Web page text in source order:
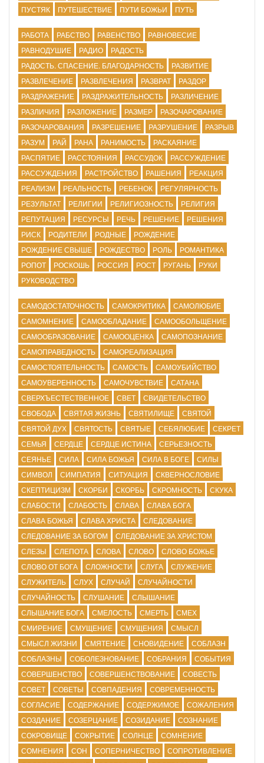
ПУСТЯК ПУТЕШЕСТВИЕ ПУТИ БОЖЬИ ПУТЬ
РАБОТА РАБСТВО РАВЕНСТВО
РАВНОВЕСИЕ
РАВНОДУШИЕ
РАДИО
РАДОСТЬ
РАДОСТЬ. СПАСЕНИЕ. БЛАГОДАРНОСТЬ
РАЗВИТИЕ
РАЗВЛЕЧЕНИЕ
РАЗВЛЕЧЕНИЯ РАЗВРАТ
РАЗДОР
РАЗДРАЖЕНИЕ
РАЗДРАЖИТЕЛЬНОСТЬ
РАЗЛИЧЕНИЕ
РАЗЛИЧИЯ
РАЗЛОЖЕНИЕ РАЗМЕР
РАЗОЧАРОВАНИЕ
РАЗОЧАРОВАНИЯ
РАЗРЕШЕНИЕ РАЗРУШЕНИЕ
РАЗРЫВ
РАЗУМ
РАЙ РАНА РАНИМОСТЬ
РАСКАЯНИЕ
РАСПЯТИЕ
РАССТОЯНИЯ РАССУДОК
РАССУЖДЕНИЕ
РАССУЖДЕНИЯ
РАСТРОЙСТВО РАШЕНИЯ
РЕАКЦИЯ
РЕАЛИЗМ
РЕАЛЬНОСТЬ РЕБЕНОК
РЕГУЛЯРНОСТЬ
РЕЗУЛЬТАТ
РЕЛИГИИ РЕЛИГИОЗНОСТЬ
РЕЛИГИЯ
РЕПУТАЦИЯ
РЕСУРСЫ РЕЧЬ РЕШЕНИЕ
РЕШЕНИЯ
РИСК
РОДИТЕЛИ РОДНЫЕ
РОЖДЕНИЕ
РОЖДЕНИЕ СВЫШЕ
РОЖДЕСТВО РОЛЬ
РОМАНТИКА
РОПОТ
РОСКОШЬ РОССИЯ РОСТ РУГАНЬ
РУКИ
РУКОВОДСТВО
САМОДОСТАТОЧНОСТЬ САМОКРИТИКА
САМОЛЮБИЕ
САМОМНЕНИЕ
САМООБЛАДАНИЕ
САМООБОЛЬЩЕНИЕ
САМООБРАЗОВАНИЕ
САМООЦЕНКА
САМОПОЗНАНИЕ
САМОПРАВЕДНОСТЬ
САМОРЕАЛИЗАЦИЯ
САМОСТОЯТЕЛЬНОСТЬ
САМОСТЬ
САМОУБИЙСТВО
САМОУВЕРЕННОСТЬ
САМОЧУВСТВИЕ
САТАНА
СВЕРХЪЕСТЕСТВЕННОЕ
СВЕТ
СВИДЕТЕЛЬСТВО
СВОБОДА
СВЯТАЯ ЖИЗНЬ СВЯТИЛИЩЕ
СВЯТОЙ
СВЯТОЙ ДУХ
СВЯТОСТЬ СВЯТЫЕ СЕБЯЛЮБИЕ
СЕКРЕТ
СЕМЬЯ
СЕРДЦЕ СЕРДЦЕ ИСТИНА
СЕРЬЕЗНОСТЬ
СЕЯНЬЕ
СИЛА СИЛА БОЖЬЯ СИЛА В БОГЕ
СИЛЫ
СИМВОЛ
СИМПАТИЯ СИТУАЦИЯ
СКВЕРНОСЛОВИЕ
СКЕПТИЦИЗМ
СКОРБИ СКОРБЬ СКРОМНОСТЬ
СКУКА
СЛАБОСТИ
СЛАБОСТЬ СЛАВА
СЛАВА БОГА
СЛАВА БОЖЬЯ
СЛАВА ХРИСТА
СЛЕДОВАНИЕ
СЛЕДОВАНИЕ ЗА БОГОМ
СЛЕДОВАНИЕ ЗА ХРИСТОМ
СЛЕЗЫ
СЛЕПОТА СЛОВА СЛОВО
СЛОВО БОЖЬЕ
СЛОВО ОТ БОГА
СЛОЖНОСТИ СЛУГА
СЛУЖЕНИЕ
СЛУЖИТЕЛЬ
СЛУХ СЛУЧАЙ
СЛУЧАЙНОСТИ
СЛУЧАЙНОСТЬ
СЛУШАНИЕ
СЛЫШАНИЕ
СЛЫШАНИЕ БОГА
СМЕЛОСТЬ СМЕРТЬ
СМЕХ
СМИРЕНИЕ
СМУЩЕНИЕ СМУЩЕНИЯ
СМЫСЛ
СМЫСЛ ЖИЗНИ
СМЯТЕНИЕ СНОВИДЕНИЕ
СОБЛАЗН
СОБЛАЗНЫ
СОБОЛЕЗНОВАНИЕ СОБРАНИЯ
СОБЫТИЯ
СОВЕРШЕНСТВО
СОВЕРШЕНСТВОВАНИЕ
СОВЕСТЬ
СОВЕТ
СОВЕТЫ СОВПАДЕНИЯ
СОВРЕМЕННОСТЬ
СОГЛАСИЕ
СОДЕРЖАНИЕ СОДЕРЖИМОЕ
СОЖАЛЕНИЯ
СОЗДАНИЕ
СОЗЕРЦАНИЕ СОЗИДАНИЕ
СОЗНАНИЕ
СОКРОВИЩЕ
СОКРЫТИЕ СОЛНЦЕ
СОМНЕНИЕ
СОМНЕНИЯ
СОН СОПЕРНИЧЕСТВО
СОПРОТИВЛЕНИЕ